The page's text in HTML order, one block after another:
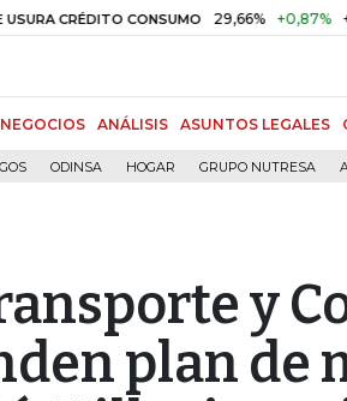
CONSUMO 29,66% +0,87% +3,02%
ANÁLISIS ASUNTOS LEGALES
ODINSA HOGAR GRUPO NUTRESA
y
plan de